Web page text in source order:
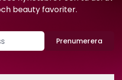
beauty favoriter.
Prenumerera